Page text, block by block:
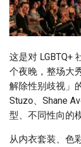
这是对 LGBTQ+
个夜晚，整场大
解除性别歧视」
Stuzo、Shane
型、不同性向的
从内衣套装、色